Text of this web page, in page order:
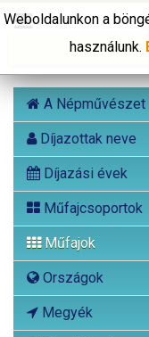
A
Díjazottak neve
Díjazási évek
Műfajcsoportok
Műfajok
Országok
Megyék
Weboldalunkon a
használunk.